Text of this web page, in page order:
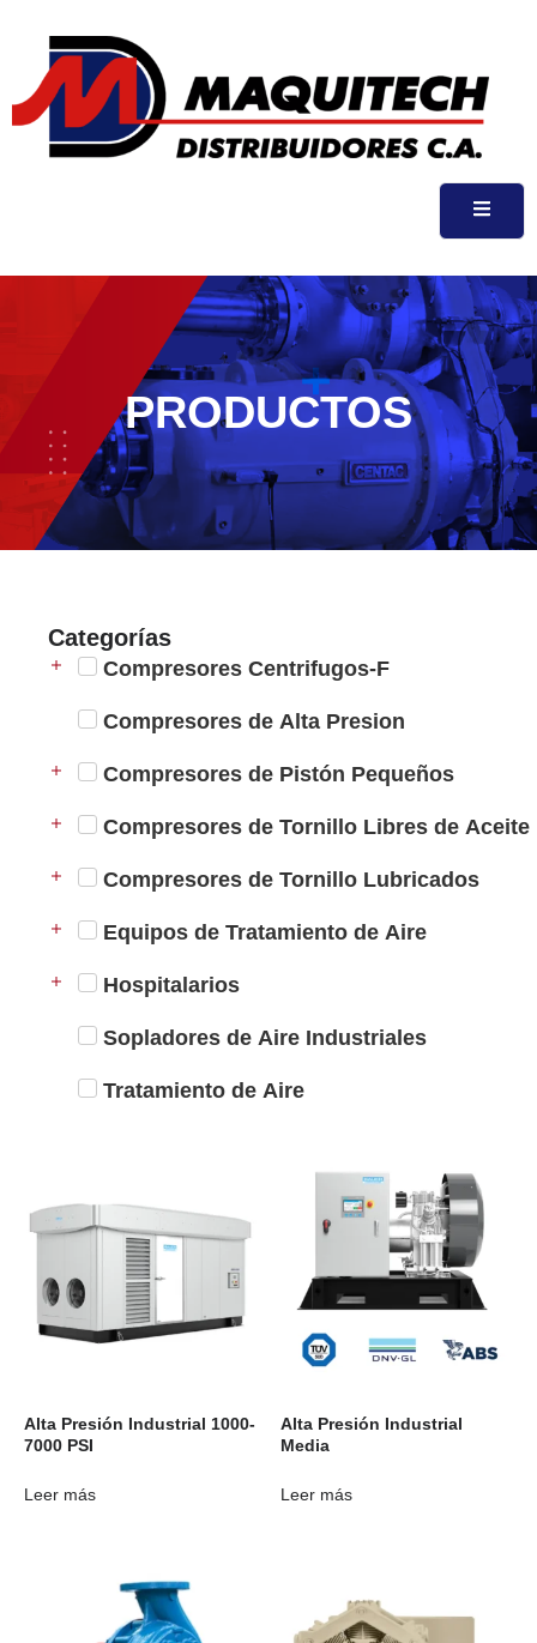
PRODUCTOS
Categorías
Compresores Centrifugos-F
Compresores de Alta Presion
Compresores de Pistón Pequeños
Compresores de Tornillo Libres de Aceite
Compresores de Tornillo Lubricados
Equipos de Tratamiento de Aire
Hospitalarios
Sopladores de Aire Industriales
Tratamiento de Aire
Alta Presión Industrial 1000-
7000 PSI
Leer más
Alta Presión Industrial
Media
Leer más